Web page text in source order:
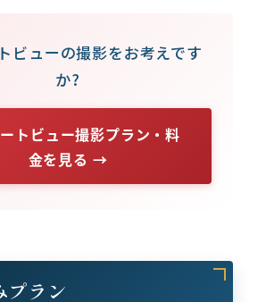
ビューの撮影をお考えです
か?
トビュー撮影プラン・料
金を見る →
プラン